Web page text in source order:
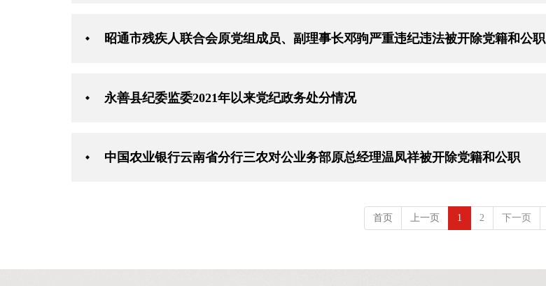
昭通市残疾人联合会原党组成员、副理事长邓驹严重违纪违法被开除党籍和公职
永善县纪委监委2021年以来党纪政务处分情况
中国农业银行云南省分行三农对公业务部原总经理温凤祥被开除党籍和公职
首页 上一页 1 2 下一页